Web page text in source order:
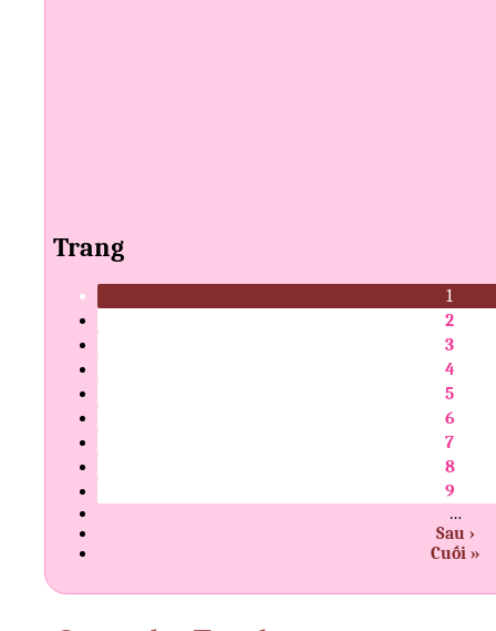
Trang
1
2
3
4
5
6
7
8
9
…
Sau ›
Cuối »